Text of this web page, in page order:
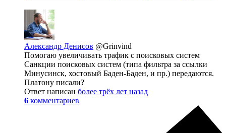
Александр Денисов @Grinvind
Помогаю увеличивать трафик с поисковых систем
Санкции поисковых систем (типа фильтра за ссылки
Минусинск, хостовый Баден-Баден, и пр.) передаются.
Платону писали?
Ответ написан более трёх лет назад
6 комментариев